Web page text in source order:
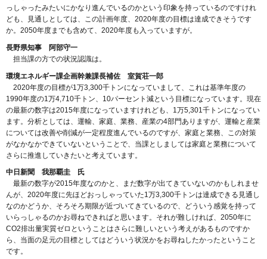
っしゃったみたいにかなり進んでいるのかという印象を持っているのですけれ
ども、見通しとしては、この計画年度、2020年度の目標は達成できそうです
か。2050年度までも含めて、2020年度も入っていますが。
長野県知事 阿部守一
担当課の方での状況認識は。
環境エネルギー課企画幹兼課長補佐 室賀荘一郎
2020年度の目標が1万3,300千トンになっていまして、これは基準年度の
1990年度の1万4,710千トン、10パーセント減という目標になっています。現在
の最新の数字は2015年度になっていますけれども、1万5,301千トンになってい
ます。分析としては、運輸、家庭、業務、産業の4部門ありますが、運輸と産業
については改善や削減が一定程度進んでいるのですが、家庭と業務、この対策
がなかなかできていないということで、当課としましては家庭と業務について
さらに推進していきたいと考えています。
中日新聞 我那覇圭 氏
最新の数字が2015年度なのかと、まだ数字が出てきていないのかもしれませ
んが、2020年度に先ほどおっしゃっていた1万3,300千トンは達成できる見通し
なのかどうか、そろそろ期限が近づいてきているので、どういう感覚を持って
いらっしゃるのかお尋ねできればと思います。それが難しければ、2050年に
CO2排出量実質ゼロということはさらに難しいという考えがあるものですか
ら、当面の足元の目標としてはどういう状況かをお尋ねしたかったということ
です。